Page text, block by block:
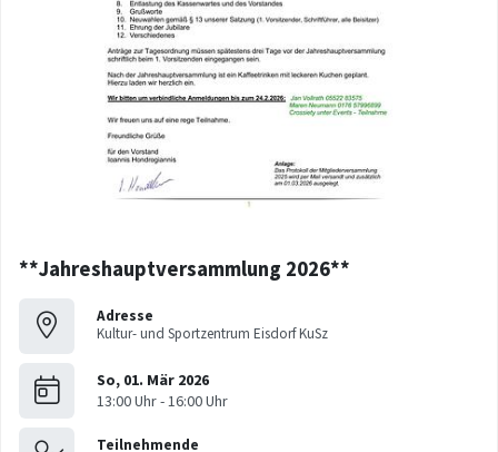
**Jahreshauptversammlung 2026**
Adresse
Kultur- und Sportzentrum Eisdorf KuSz